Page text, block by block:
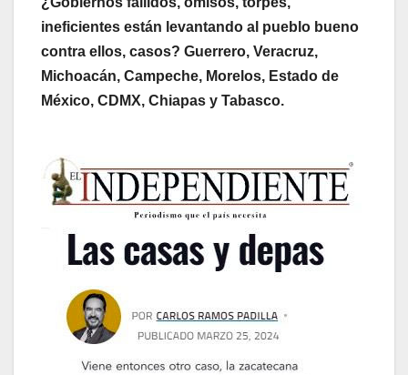
ineficientes están levantando al pueblo bueno
contra ellos, casos? Guerrero, Veracruz,
Michoacán, Campeche, Morelos, Estado de
México, CDMX, Chiapas y Tabasco.